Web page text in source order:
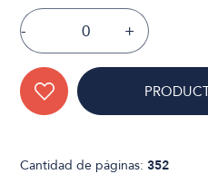
- +
Cantidad de páginas:352